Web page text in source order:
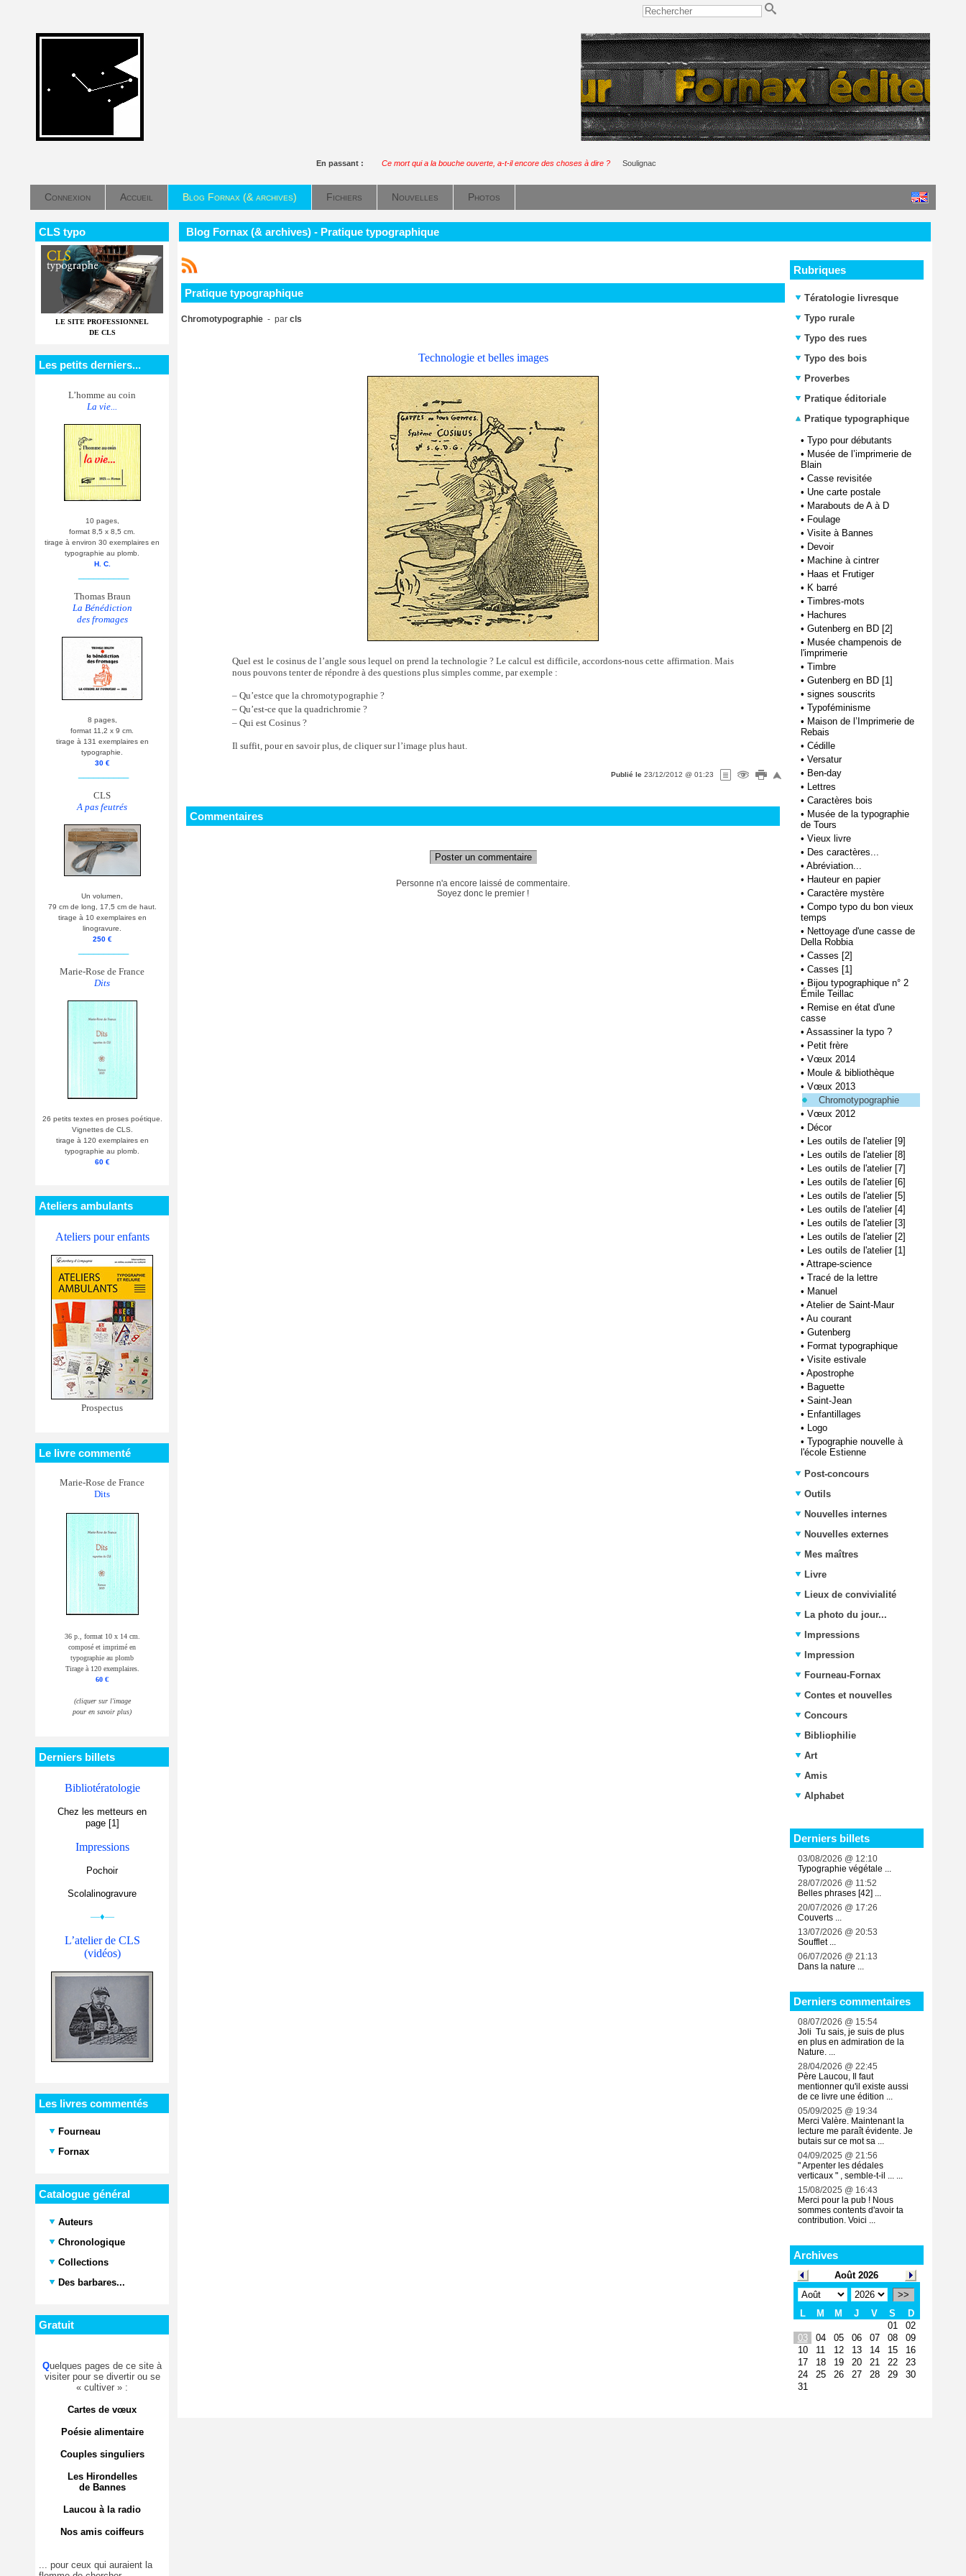
En passant : Ce mort qui a la bouche ouverte, a-t-il encore des choses à dire ? Soulignac
Connexion Accueil Blog Fornax (& archives) Fichiers Nouvelles Photos
CLS typo
LE SITE PROFESSIONNEL
DE CLS
Les petits derniers...
L’homme au coin
La vie...
10 pages,
format 8,5 x 8,5 cm.
tirage à environ 30 exemplaires en
typographie au plomb.
H. C.
Thomas Braun
La Bénédiction
des fromages
8 pages,
format 11,2 x 9 cm.
tirage à 131 exemplaires en
typographie.
30 €
CLS
A pas feutrés
Un volumen,
79 cm de long, 17,5 cm de haut.
tirage à 10 exemplaires en
linogravure.
250 €
Marie-Rose de France
Dits
26 petits textes en proses poétique.
Vignettes de CLS.
tirage à 120 exemplaires en
typographie au plomb.
60 €
Ateliers ambulants
Ateliers pour enfants
Prospectus
Le livre commenté
Marie-Rose de France
Dits
36 p., format 10 x 14 cm.
composé et imprimé en
typographie au plomb
Tirage à 120 exemplaires.
60 €
(cliquer sur l'image
pour en savoir plus)
Derniers billets
Bibliotératologie
Chez les metteurs en
page [1]
Impressions
Pochoir
Scolalinogravure
—♦—
L’atelier de CLS
(vidéos)
Les livres commentés
Fourneau
Fornax
Catalogue général
Auteurs
Chronologique
Collections
Des barbares...
Gratuit
Quelques pages de ce site à
visiter pour se divertir ou se
« cultiver » :
Cartes de vœux
Poésie alimentaire
Couples singuliers
Les Hirondelles
de Bannes
Laucou à la radio
Nos amis coiffeurs
... pour ceux qui auraient la
Blog Fornax (& archives) - Pratique typographique
Pratique typographique
Chromotypographie - par cls
Technologie et belles images
Quel est le cosinus de l’angle sous lequel on prend la technologie ? Le calcul est difficile, accordons-nous cette affirmation. Mais
nous pouvons tenter de répondre à des questions plus simples comme, par exemple :
– Qu’estce que la chromotypographie ?
– Qu’est-ce que la quadrichromie ?
– Qui est Cosinus ?
Il suffit, pour en savoir plus, de cliquer sur l’image plus haut.
Publié le 23/12/2012 @ 01:23
Commentaires
Poster un commentaire
Personne n'a encore laissé de commentaire.
Soyez donc le premier !
Rubriques
Tératologie livresque
Typo rurale
Typo des rues
Typo des bois
Proverbes
Pratique éditoriale
Pratique typographique
• Typo pour débutants
• Musée de l’imprimerie de
Blain
• Casse revisitée
• Une carte postale
• Marabouts de A à D
• Foulage
• Visite à Bannes
• Devoir
• Machine à cintrer
• Haas et Frutiger
• K barré
• Timbres-mots
• Hachures
• Gutenberg en BD [2]
• Musée champenois de
l'imprimerie
• Timbre
• Gutenberg en BD [1]
• signes souscrits
• Typoféminisme
• Maison de l’Imprimerie de
Rebais
• Cédille
• Versatur
• Ben-day
• Lettres
• Caractères bois
• Musée de la typographie
de Tours
• Vieux livre
• Des caractères...
• Abréviation...
• Hauteur en papier
• Caractère mystère
• Compo typo du bon vieux
temps
• Nettoyage d'une casse de
Della Robbia
• Casses [2]
• Casses [1]
• Bijou typographique n° 2
Émile Teillac
• Remise en état d'une
casse
• Assassiner la typo ?
• Petit frère
• Vœux 2014
• Moule & bibliothèque
• Vœux 2013
Chromotypographie
• Vœux 2012
• Décor
• Les outils de l'atelier [9]
• Les outils de l'atelier [8]
• Les outils de l'atelier [7]
• Les outils de l'atelier [6]
• Les outils de l'atelier [5]
• Les outils de l'atelier [4]
• Les outils de l'atelier [3]
• Les outils de l'atelier [2]
• Les outils de l'atelier [1]
• Attrape-science
• Tracé de la lettre
• Manuel
• Atelier de Saint-Maur
• Au courant
• Gutenberg
• Format typographique
• Visite estivale
• Apostrophe
• Baguette
• Saint-Jean
• Enfantillages
• Logo
• Typographie nouvelle à
l'école Estienne
Post-concours
Outils
Nouvelles internes
Nouvelles externes
Mes maîtres
Livre
Lieux de convivialité
La photo du jour...
Impressions
Impression
Fourneau-Fornax
Contes et nouvelles
Concours
Bibliophilie
Art
Amis
Alphabet
Derniers billets
03/08/2026 @ 12:10
Typographie végétale ...
28/07/2026 @ 11:52
Belles phrases [42] ...
20/07/2026 @ 17:26
Couverts ...
13/07/2026 @ 20:53
Soufflet ...
06/07/2026 @ 21:13
Dans la nature ...
Derniers commentaires
08/07/2026 @ 15:54
Joli Tu sais, je suis de plus
en plus en admiration de la
Nature. ...
28/04/2026 @ 22:45
Père Laucou, Il faut
mentionner qu'il existe aussi
de ce livre une édition ...
05/09/2025 @ 19:34
Merci Valère. Maintenant la
lecture me paraît évidente. Je
butais sur ce mot sa ...
04/09/2025 @ 21:56
" Arpenter les dédales
verticaux " , semble-t-il ... ...
15/08/2025 @ 16:43
Merci pour la pub ! Nous
sommes contents d'avoir ta
contribution. Voici ...
Archives
Août 2026
>>
L
M M J V S
D
01
02
03
04 05 06 07 08
09
10
11 12 13 14 15
16
17
18 19 20 21 22
23
24
25 26 27 28 29
30
31